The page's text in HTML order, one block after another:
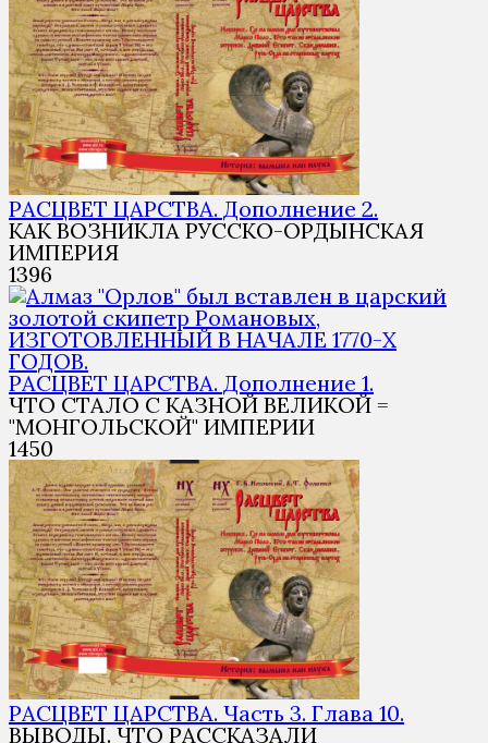
РАСЦВЕТ ЦАРСТВА. Дополнение 2.
КАК ВОЗНИКЛА РУССКО-ОРДЫНСКАЯ
ИМПЕРИЯ
1396
РАСЦВЕТ ЦАРСТВА. Дополнение 1.
ЧТО СТАЛО С КАЗНОЙ ВЕЛИКОЙ =
"МОНГОЛЬСКОЙ" ИМПЕРИИ
1450
РАСЦВЕТ ЦАРСТВА. Часть 3. Глава 10.
ВЫВОДЫ. ЧТО РАССКАЗАЛИ